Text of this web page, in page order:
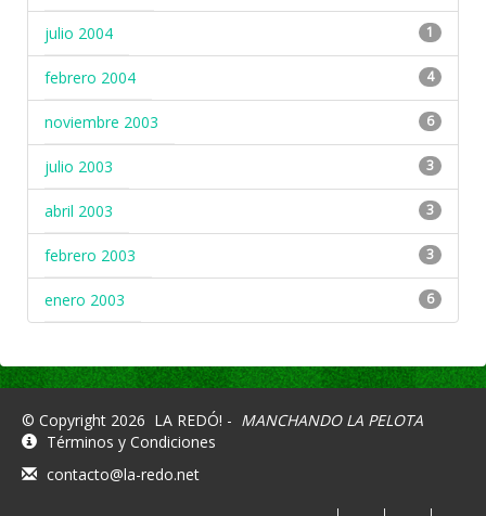
julio 2004 1
febrero 2004 4
noviembre 2003 6
julio 2003 3
abril 2003 3
febrero 2003 3
enero 2003 6
© Copyright 2026 LA REDÓ! - MANCHANDO LA PELOTA
Términos y Condiciones
contacto@la-redo.net